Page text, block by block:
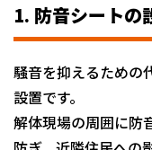
1. 防音シートの
騒音を抑えるための
設置です。
解体現場の周囲に防